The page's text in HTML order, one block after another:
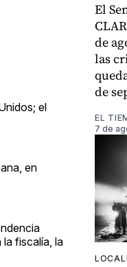
el
en
fiscalía, la
El
de
las
de
EL
7 de